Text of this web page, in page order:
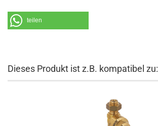
teilen
Dieses Produkt ist z.B. kompatibel zu: